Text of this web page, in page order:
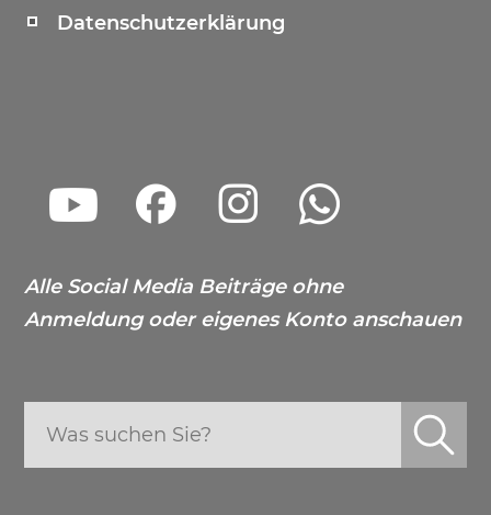
Datenschutzerklärung
Alle Social Media Beiträge ohne
Anmeldung oder eigenes Konto anschauen